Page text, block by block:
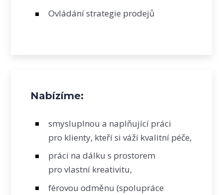
Ovládání strategie prodejů
Nabízíme:
smysluplnou a naplňující práci
pro klienty, kteří si váží kvalitní péče,
práci na dálku s prostorem
pro vlastní kreativitu,
férovou odměnu (spolupráce